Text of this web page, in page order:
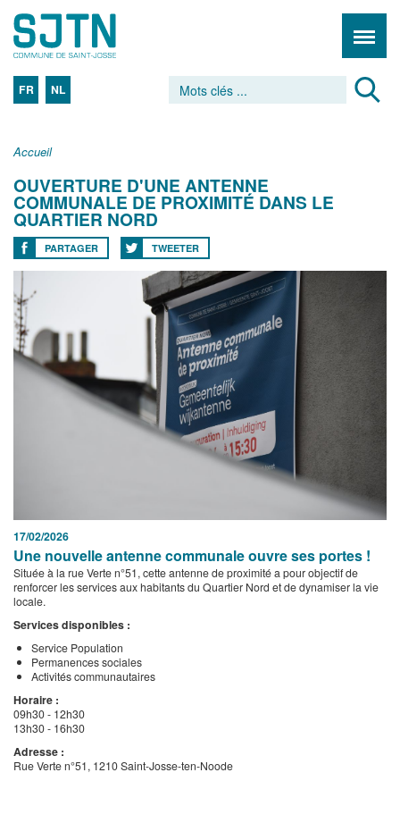
FR NL
Accueil
OUVERTURE D'UNE ANTENNE
COMMUNALE DE PROXIMITÉ DANS LE
QUARTIER NORD
PARTAGER TWEETER
17/02/2026
Une nouvelle antenne communale ouvre ses portes !
Située à la rue Verte n°51, cette antenne de proximité a pour objectif de
renforcer les services aux habitants du Quartier Nord et de dynamiser la vie
locale.
Services disponibles :
Service Population
Permanences sociales
Activités communautaires
Horaire :
09h30 - 12h30
13h30 - 16h30
Adresse :
Rue Verte n°51, 1210 Saint-Josse-ten-Noode